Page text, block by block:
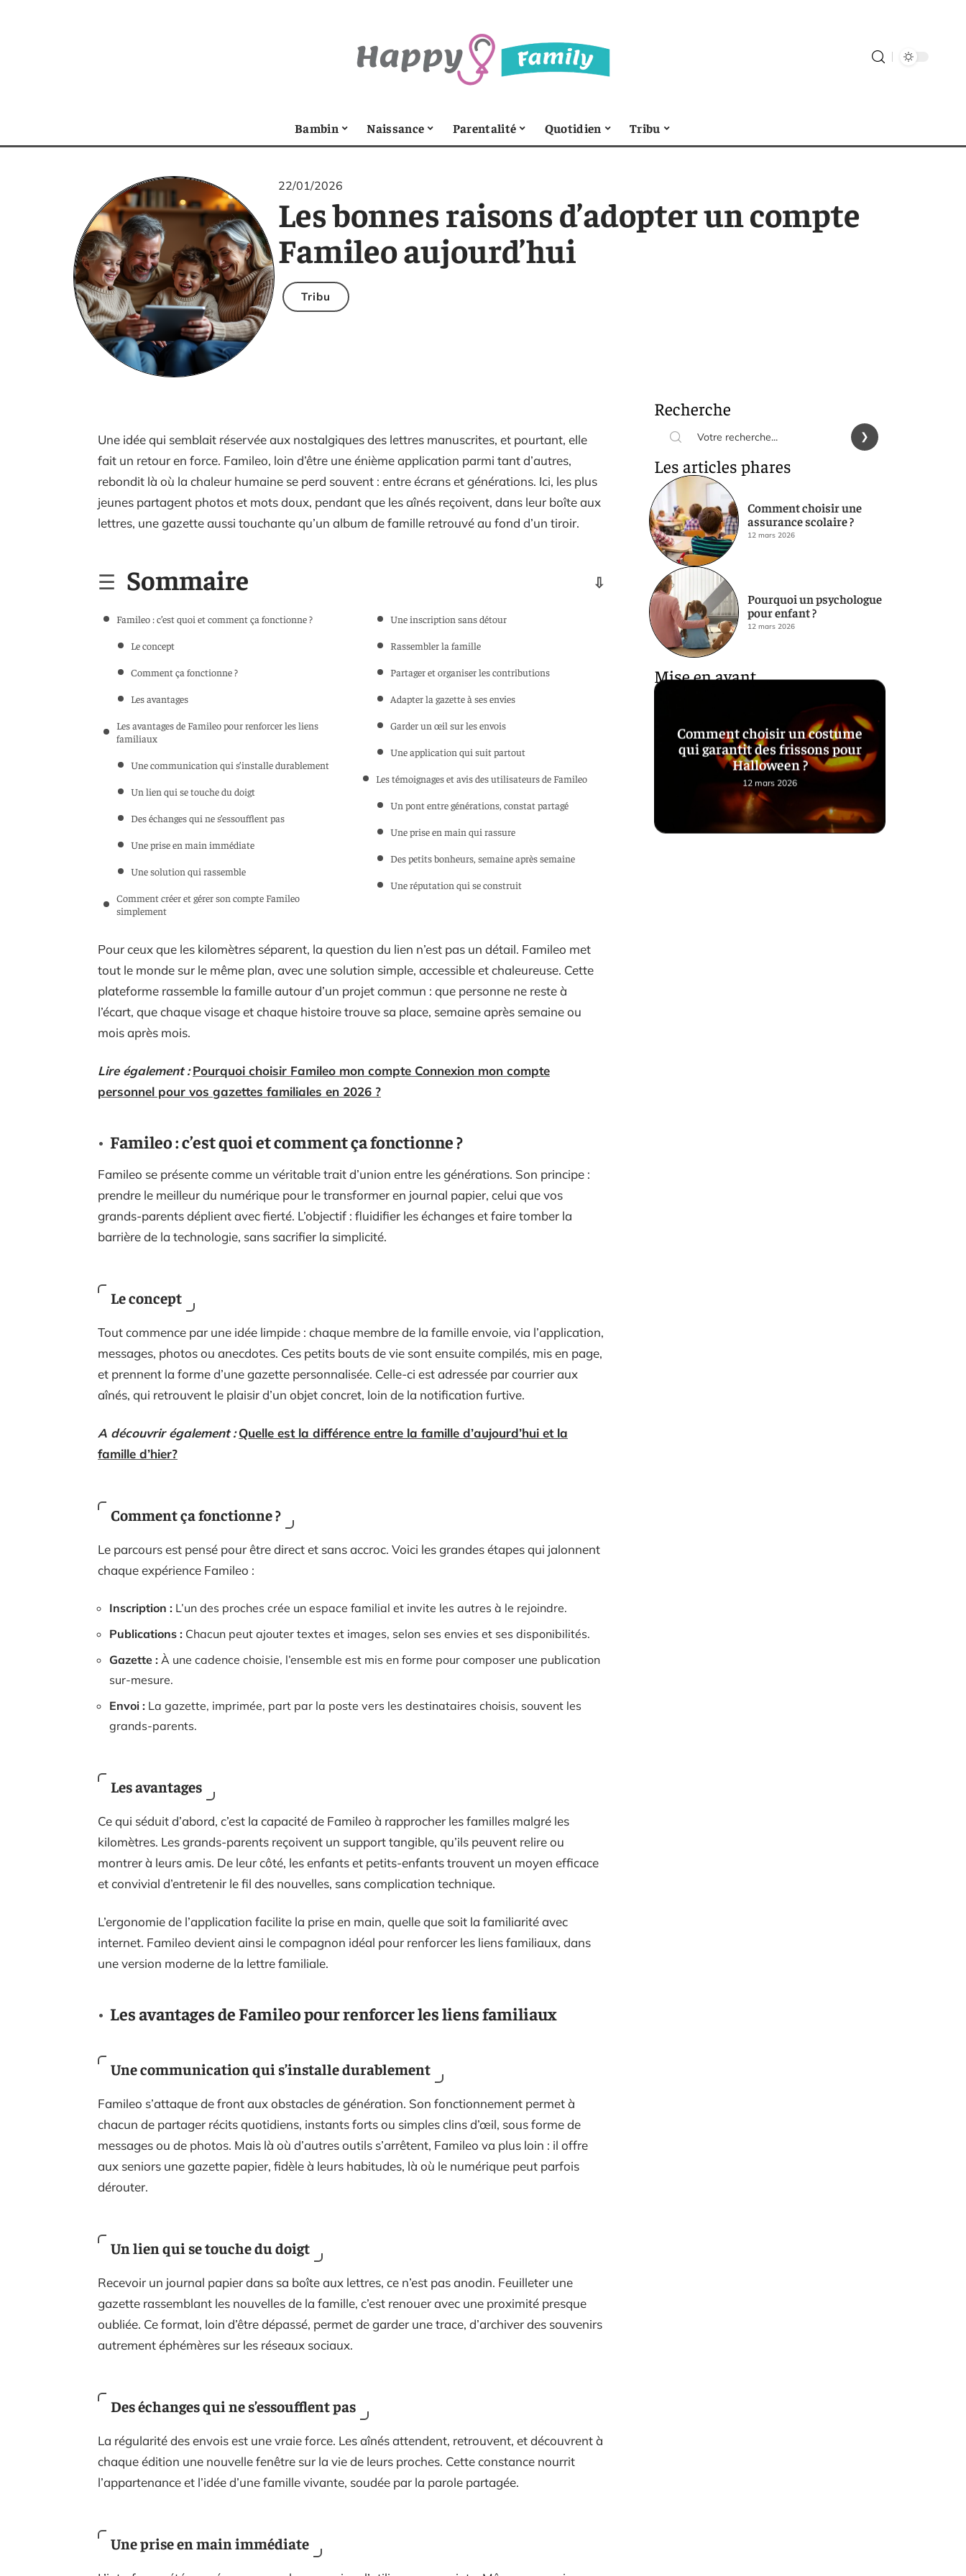
Bambin Naissance Parentalité Quotidien Tribu
22/01/2026
Les bonnes raisons d’adopter un compte
Famileo aujourd’hui
Tribu
Une idée qui semblait réservée aux nostalgiques des lettres manuscrites, et pourtant, elle
fait un retour en force. Famileo, loin d’être une énième application parmi tant d’autres,
rebondit là où la chaleur humaine se perd souvent : entre écrans et générations. Ici, les plus
jeunes partagent photos et mots doux, pendant que les aînés reçoivent, dans leur boîte aux
lettres, une gazette aussi touchante qu’un album de famille retrouvé au fond d’un tiroir.
Sommaire
Famileo : c’est quoi et comment ça fonctionne ?
Le concept
Comment ça fonctionne ?
Les avantages
Les avantages de Famileo pour renforcer les liens
familiaux
Une communication qui s’installe durablement
Un lien qui se touche du doigt
Des échanges qui ne s’essoufflent pas
Une prise en main immédiate
Une solution qui rassemble
Comment créer et gérer son compte Famileo
simplement
Une inscription sans détour
Rassembler la famille
Partager et organiser les contributions
Adapter la gazette à ses envies
Garder un œil sur les envois
Une application qui suit partout
Les témoignages et avis des utilisateurs de Famileo
Un pont entre générations, constat partagé
Une prise en main qui rassure
Des petits bonheurs, semaine après semaine
Une réputation qui se construit
Pour ceux que les kilomètres séparent, la question du lien n’est pas un détail. Famileo met
tout le monde sur le même plan, avec une solution simple, accessible et chaleureuse. Cette
plateforme rassemble la famille autour d’un projet commun : que personne ne reste à
l’écart, que chaque visage et chaque histoire trouve sa place, semaine après semaine ou
mois après mois.
Lire également : Pourquoi choisir Famileo mon compte Connexion mon compte
personnel pour vos gazettes familiales en 2026 ?
Famileo : c’est quoi et comment ça fonctionne ?
Famileo se présente comme un véritable trait d’union entre les générations. Son principe :
prendre le meilleur du numérique pour le transformer en journal papier, celui que vos
grands-parents déplient avec fierté. L’objectif : fluidifier les échanges et faire tomber la
barrière de la technologie, sans sacrifier la simplicité.
Le concept
Tout commence par une idée limpide : chaque membre de la famille envoie, via l’application,
messages, photos ou anecdotes. Ces petits bouts de vie sont ensuite compilés, mis en page,
et prennent la forme d’une gazette personnalisée. Celle-ci est adressée par courrier aux
aînés, qui retrouvent le plaisir d’un objet concret, loin de la notification furtive.
A découvrir également : Quelle est la différence entre la famille d’aujourd’hui et la
famille d’hier?
Comment ça fonctionne ?
Le parcours est pensé pour être direct et sans accroc. Voici les grandes étapes qui jalonnent
chaque expérience Famileo :
Inscription : L’un des proches crée un espace familial et invite les autres à le rejoindre.
Publications : Chacun peut ajouter textes et images, selon ses envies et ses disponibilités.
Gazette : À une cadence choisie, l’ensemble est mis en forme pour composer une publication
sur-mesure.
Envoi : La gazette, imprimée, part par la poste vers les destinataires choisis, souvent les
grands-parents.
Les avantages
Ce qui séduit d’abord, c’est la capacité de Famileo à rapprocher les familles malgré les
kilomètres. Les grands-parents reçoivent un support tangible, qu’ils peuvent relire ou
montrer à leurs amis. De leur côté, les enfants et petits-enfants trouvent un moyen efficace
et convivial d’entretenir le fil des nouvelles, sans complication technique.
L’ergonomie de l’application facilite la prise en main, quelle que soit la familiarité avec
internet. Famileo devient ainsi le compagnon idéal pour renforcer les liens familiaux, dans
une version moderne de la lettre familiale.
Les avantages de Famileo pour renforcer les liens familiaux
Une communication qui s’installe durablement
Famileo s’attaque de front aux obstacles de génération. Son fonctionnement permet à
chacun de partager récits quotidiens, instants forts ou simples clins d’œil, sous forme de
messages ou de photos. Mais là où d’autres outils s’arrêtent, Famileo va plus loin : il offre
aux seniors une gazette papier, fidèle à leurs habitudes, là où le numérique peut parfois
dérouter.
Un lien qui se touche du doigt
Recevoir un journal papier dans sa boîte aux lettres, ce n’est pas anodin. Feuilleter une
gazette rassemblant les nouvelles de la famille, c’est renouer avec une proximité presque
oubliée. Ce format, loin d’être dépassé, permet de garder une trace, d’archiver des souvenirs
autrement éphémères sur les réseaux sociaux.
Des échanges qui ne s’essoufflent pas
La régularité des envois est une vraie force. Les aînés attendent, retrouvent, et découvrent à
chaque édition une nouvelle fenêtre sur la vie de leurs proches. Cette constance nourrit
l’appartenance et l’idée d’une famille vivante, soudée par la parole partagée.
Une prise en main immédiate
Recherche
Les articles phares
Comment choisir une
assurance scolaire ?
12 mars 2026
Pourquoi un psychologue
pour enfant ?
12 mars 2026
Mise en avant
Comment choisir un costume
qui garantit des frissons pour
Halloween ?
12 mars 2026